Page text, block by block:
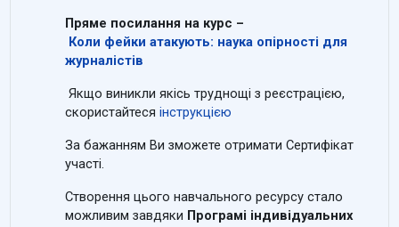
Пряме посилання на курс –
Коли фейки атакують: наука опірності для
журналістів
Якщо виникли якісь труднощі з реєстрацією,
скористайтесяінструкцією
За бажанням Ви зможете отримати Сертифікат
участі.
Створення цього навчального ресурсу стало
можливим завдяки Програмі індивідуальних